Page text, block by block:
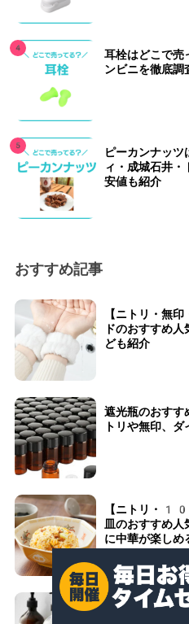
耳栓はどこで売
ンビニを徹底調
ピーカンナッツ
ィ・成城石井・
安値も紹介
おすすめ記事
【ニトリ・無
ドのおすすめ
ども紹介
遮光瓶のおす
トリや無印、
【ニトリ・
皿のおすすめ
に中華が楽しめ
【ニトリ・無